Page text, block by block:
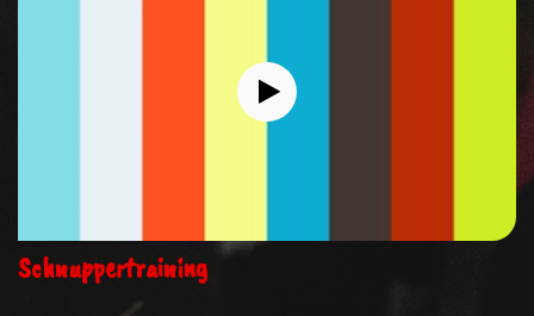
Schnuppertraining